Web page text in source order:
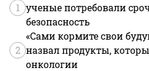
1 ученые потребовали
безопасность
2
«Сами кормите свои
назвал продукты,
онкологии